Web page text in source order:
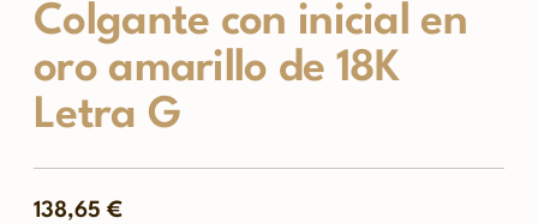
Colgante con inicial en
oro amarillo de 18K
Letra G
138,65 €